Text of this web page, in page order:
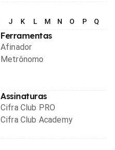
J K L M N O P Q
Ferramentas
Afinador
Metrônomo
Assinaturas
Cifra Club PRO
Cifra Club Academy